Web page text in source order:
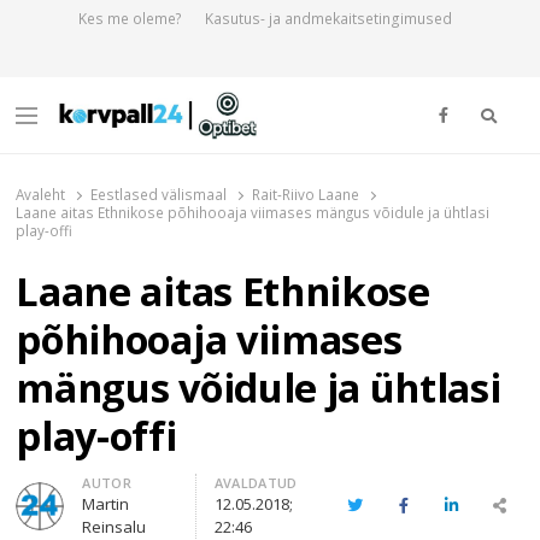
Kes me oleme? Kasutus- ja andmekaitsetingimused
Menu Otsi
Avaleht Eestlased välismaal
Rait-Riivo Laane
Laane aitas Ethnikose põhihooaja viimases mängus võidule ja ühtlasi
play-offi
Laane aitas Ethnikose
põhihooaja viimases
mängus võidule ja ühtlasi
play-offi
Author
AUTOR
Martin
Reinsalu
AVALDATUD
12.05.2018;
22:46
TwitterFacebookLinkedIn